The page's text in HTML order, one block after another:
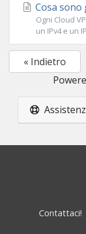
Cosa sono
Ogni Cloud
un IPv4 e un
« Indietro
Contattaci!